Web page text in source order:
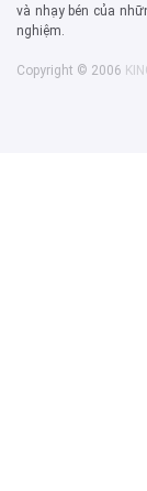
và nhạy bén của
nghiệm.
Copyright © 2006